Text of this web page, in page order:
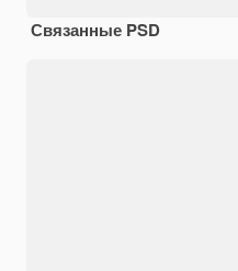
Связанные PSD